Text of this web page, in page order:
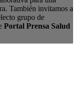
También invitamos a
grupo de
Portal Prensa Salud